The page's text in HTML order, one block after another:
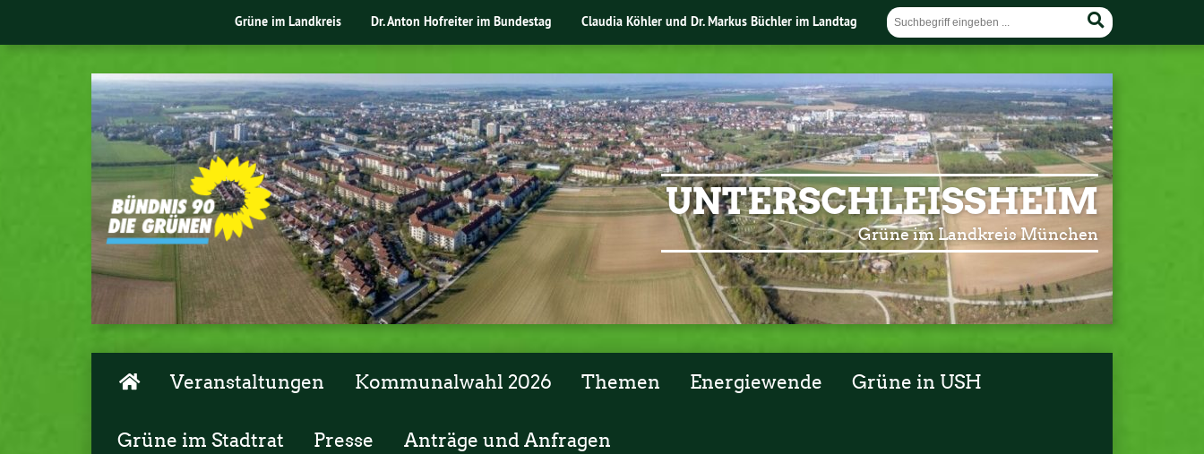
Grüne im Landkreis Dr. Anton Hofreiter im Bundestag Claudia Köhler und Dr. Markus Büchler im Landtag
UNTERSCHLEISSHEIM
Grüne im Landkreis München
Veranstaltungen Kommunalwahl 2026 Themen Energiewende Grüne in USH
Grüne im Stadtrat Presse Anträge und Anfragen